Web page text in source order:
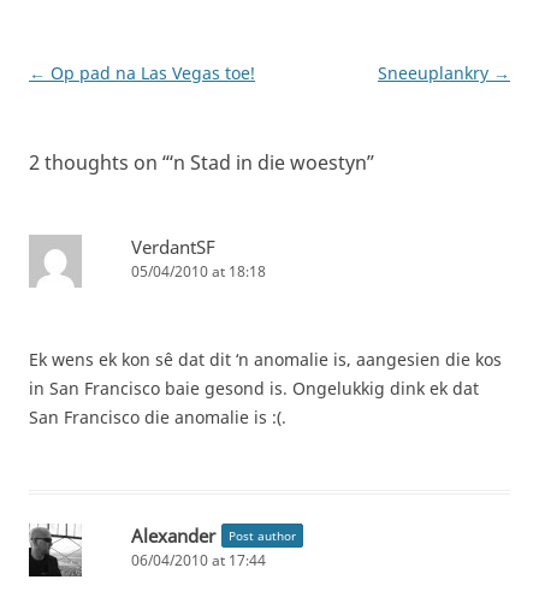
Post
← Op pad na Las Vegas toe! Sneeuplankry →
2 thoughts on “‘n Stad in die woestyn”
VerdantSF
05/04/2010 at 18:18
Ek wens ek kon sê dat dit ‘n anomalie is, aangesien die kos
in San Francisco baie gesond is. Ongelukkig dink ek dat
San Francisco die anomalie is :(.
Alexander Post author
06/04/2010 at 17:44